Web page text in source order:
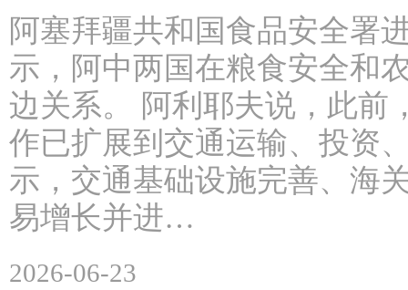
阿塞拜疆共和国食品安全署
示，阿中两国在粮食安全和
边关系。 阿利耶夫说，此前
作已扩展到交通运输、投资
示，交通基础设施完善、海
易增长并进…
2026-06-23